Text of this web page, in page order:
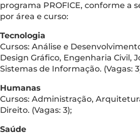
programa PROFICE, conforme a
por área e curso:
Tecnologia
Cursos: Análise e
Design Gráfico, Engenharia Civil,
Sistemas de Informação. (Vagas:
Humanas
Cursos: Administração,
Direito. (Vagas: 3);
Saúde